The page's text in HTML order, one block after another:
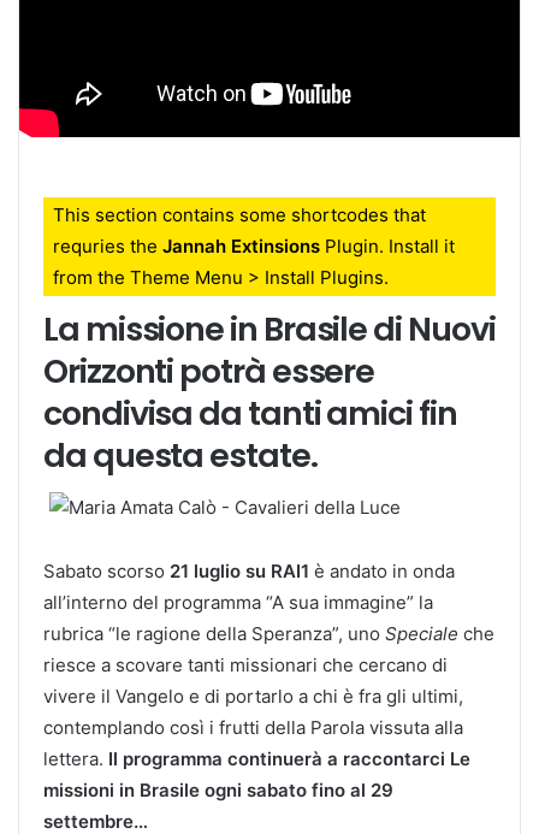
This section contains some shortcodes that
requries the Jannah Extinsions Plugin. Install it
from the Theme Menu > Install Plugins.
La missione in Brasile di Nuovi
Orizzonti potrà essere
condivisa da tanti amici fin
da questa estate.
Sabato scorso 21 luglio su RAI1 è andato in onda
all’interno del programma “A sua immagine” la
rubrica “le ragione della Speranza”, uno Speciale che
riesce a scovare tanti missionari che cercano di
vivere il Vangelo e di portarlo a chi è fra gli ultimi,
contemplando così i frutti della Parola vissuta alla
lettera. Il programma continuerà a raccontarci Le
missioni in Brasile ogni sabato fino al 29
settembre…